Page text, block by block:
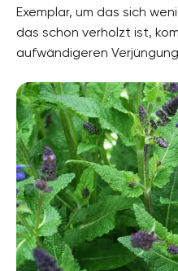
Exemplar, um das sich
das schon verholzt ist,
aufwändigeren